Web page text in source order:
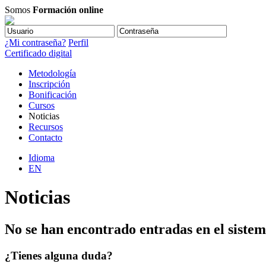
Somos Formación online
¿Mi contraseña? Perfil
Certificado digital
Metodología
Inscripción
Bonificación
Cursos
Noticias
Recursos
Contacto
Idioma
EN
Noticias
No se han encontrado entradas en el
¿Tienes alguna duda?